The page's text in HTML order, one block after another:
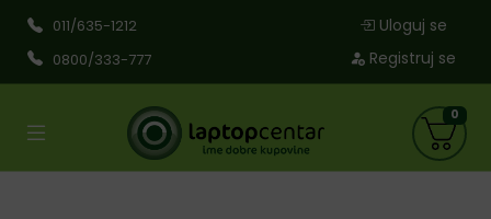
011/635-1212
0800/333-777
Uloguj se
Registruj se
0